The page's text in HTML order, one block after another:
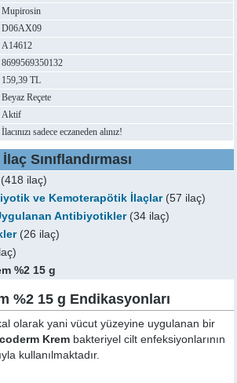
Mupirosin
D06AX09
A14612
8699569350132
159,39 TL
Beyaz Reçete
Aktif
İlacınızı sadece eczaneden alınız!
İlaç Sınıflandırması
ilaç)
ve Kemoterapötik İlaçlar(57 ilaç)
Antibiyotikler(34 ilaç)
(26 ilaç)
%2 15 g
%2 15 g Endikasyonları
olarak yani vücut yüzeyine uygulanan bir
Krem bakteriyel cilt enfeksiyonlarının
kullanılmaktadır.